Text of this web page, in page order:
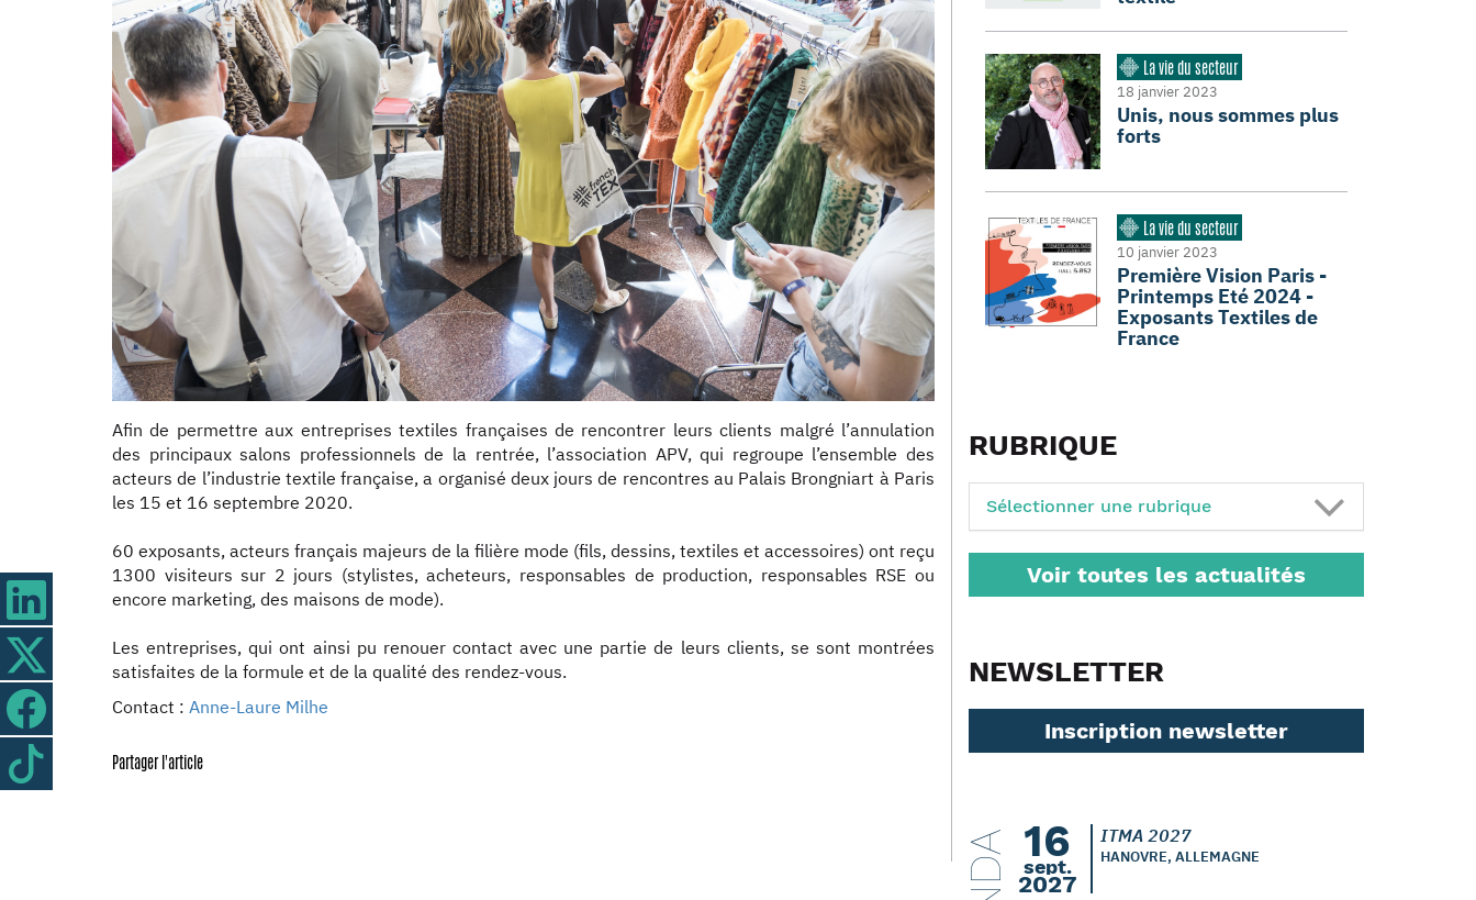
Afin de permettre aux entreprises textiles françaises de rencontrer leurs clients malgré l’annulation
des principaux salons professionnels de la rentrée, l’association APV, qui regroupe l’ensemble des
acteurs de l’industrie textile française, a organisé deux jours de rencontres au Palais Brongniart à Paris
les 15 et 16 septembre 2020.
60 exposants, acteurs français majeurs de la filière mode (fils, dessins, textiles et accessoires) ont reçu
1300 visiteurs sur 2 jours (stylistes, acheteurs, responsables de production, responsables RSE ou
encore marketing, des maisons de mode).
Les entreprises, qui ont ainsi pu renouer contact avec une partie de leurs clients, se sont montrées
satisfaites de la formule et de la qualité des rendez-vous.
Contact : Anne-Laure Milhe
Partager l'article
La vie du secteur
18 janvier 2023
Unis, nous sommes plus
forts
La vie du secteur
10 janvier 2023
Première Vision Paris -
Printemps Eté 2024 -
Exposants Textiles de
France
RUBRIQUE
Sélectionner une rubrique
Voir toutes les actualités
NEWSLETTER
Inscription newsletter
16
sept.
2027
ITMA 2027
HANOVRE, ALLEMAGNE